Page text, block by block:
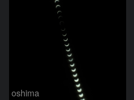
oshima